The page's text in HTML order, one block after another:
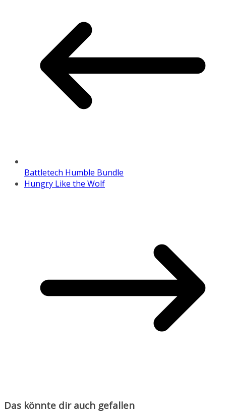
Battletech Humble Bundle
Hungry Like the Wolf
Das könnte dir auch gefallen